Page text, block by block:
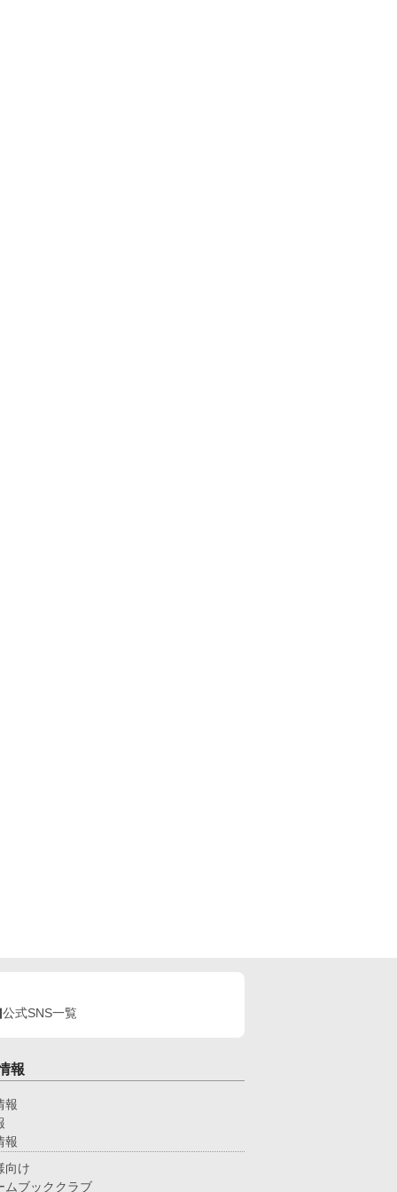
公式SNS一覧
報
報
報
向け
ムブッククラブ